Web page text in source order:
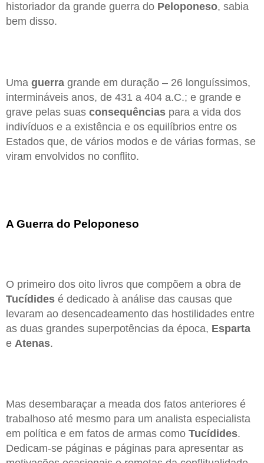
historiador da grande guerra do Peloponeso, sabia
bem disso.
Uma guerra grande em duração – 26 longuíssimos,
intermináveis anos, de 431 a 404 a.C.; e grande e
grave pelas suas consequências para a vida dos
indivíduos e a existência e os equilíbrios entre os
Estados que, de vários modos e de várias formas, se
viram envolvidos no conflito.
A Guerra do Peloponeso
O primeiro dos oito livros que compõem a obra de
Tucídides é dedicado à análise das causas que
levaram ao desencadeamento das hostilidades entre
as duas grandes superpotências da época, Esparta
e Atenas.
Mas desembaraçar a meada dos fatos anteriores é
trabalhoso até mesmo para um analista especialista
em política e em fatos de armas como Tucídides.
Dedicam-se páginas e páginas para apresentar as